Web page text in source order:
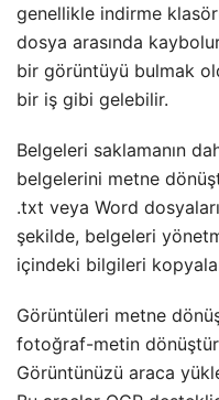
genellikle indirme
dosya arasında
bir görüntüyü bulmak
bir iş gibi gelebilir.
Belgeleri saklamanın
belgelerini metne
.txt veya Word
şekilde, belgeleri
içindeki bilgileri
Görüntüleri metne
fotoğraf-metin
Görüntünüzü araca